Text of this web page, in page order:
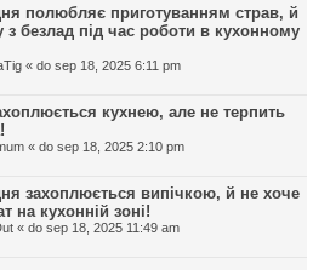
полюбляє приготуванням страв, й
з безлад під час роботи в кухонному
« do sep 18, 2025 6:11 pm
кухнею, але не терпить
« do sep 18, 2025 2:10 pm
захоплюється випічкою, й не хоче
на кухонній зоні!
« do sep 18, 2025 11:49 am